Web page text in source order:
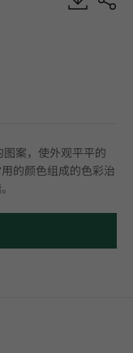
HFLOR
案，使外观平平的
的颜色组成的色彩治